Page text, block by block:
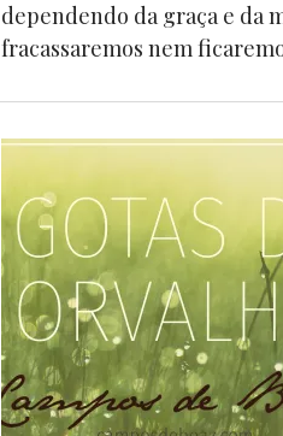
dependendo da graça e da
fracassaremos nem